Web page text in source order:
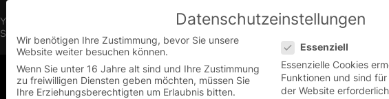
You are currently on the Austrian German website.
Switch to the English version.
English
Datenschutzeinstellungen
Wir benötigen Ihre Zustimmung, bevor Sie unsere
Website weiter besuchen können.
Wenn Sie unter 16 Jahre alt sind und Ihre Zustimmung
zu freiwilligen Diensten geben möchten, müssen Sie
Ihre Erziehungsberechtigten um Erlaubnis bitten.
Essenziell
Essenzielle Cookies
Funktionen und sind
der Website